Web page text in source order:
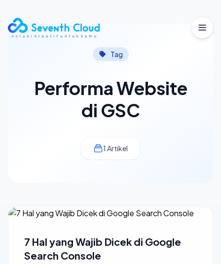
Tag
Performa Website
di GSC
1 Artikel
7 Hal yang Wajib Dicek di Google
Search Console